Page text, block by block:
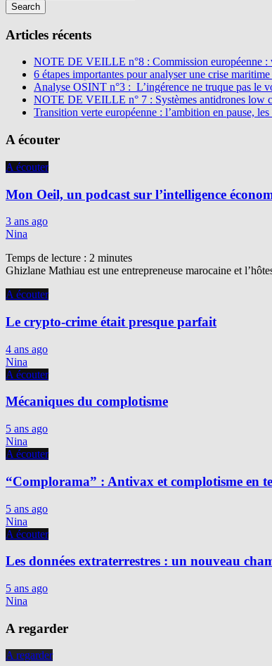
Search
Articles récents
NOTE DE VEILLE n°8 : Commission européenne :
6 étapes importantes pour analyser une crise
Analyse OSINT n°3 : L’ingérence ne truque pas le
NOTE DE VEILLE n° 7 : Systèmes antidrones low
Transition verte européenne : l’ambition en pause,
A écouter
A écouter
Mon Oeil, un podcast sur l’intelligence
3 ans ago
Nina
Temps de lecture : 2 minutes
Ghizlane Mathiau est une entrepreneuse marocaine et
A écouter
Le crypto-crime était presque parfait
4 ans ago
Nina
A écouter
Mécaniques du complotisme
5 ans ago
Nina
A écouter
“Complorama” : Antivax et complotisme en
5 ans ago
Nina
A écouter
Les données extraterrestres : un nouveau
5 ans ago
Nina
A regarder
A regarder